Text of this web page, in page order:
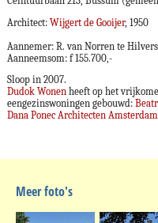
Architect: Wijgert de Gooijer, 1950
Aannemer: R. van Norren te
Aanneemsom: f 155.700,-
Sloop in 2007.
Dudok Wonenheeft op het
eengezinswoningen gebouwd:
Dana Ponec Architecten Amsterdam
Meer foto's